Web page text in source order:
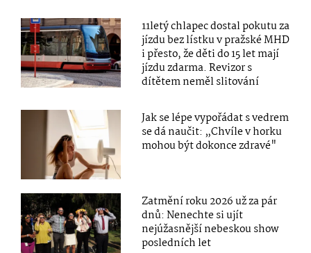
11letý chlapec dostal pokutu za
jízdu bez lístku v pražské MHD
i přesto, že děti do 15 let mají
jízdu zdarma. Revizor s
dítětem neměl slitování
Jak se lépe vypořádat s vedrem
se dá naučit: „Chvíle v horku
mohou být dokonce zdravé"
Zatmění roku 2026 už za pár
dnů: Nenechte si ujít
nejúžasnější nebeskou show
posledních let